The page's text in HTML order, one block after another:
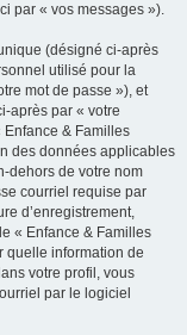
par « vos messages »).
(désigné ci-après
utilisé pour la
mot de passe »), et
après par « votre
Enfance & Familles
des données applicables
dehors de votre nom
courriel requise par
d’enregistrement,
« Enfance & Familles
quelle information de
votre profil, vous
par le logiciel